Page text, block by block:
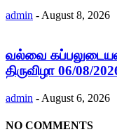
admin - August 8, 2026
வல்வை
திருவிழா 06/08/
admin - August 6, 2026
NO COMMENTS